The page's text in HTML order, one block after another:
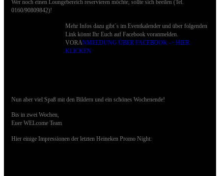
Wer noch einen Loungebereich reservieren möchte, sollte sich beeilen (Tel.
0160/90809842)!
Mehr Infos dazu gibt´s im Eventkalender und über folgenden
Link könnt Ihr Euch auf Facebook voranmelden.
VORANMELDUNG ÜBER FACEBOOK -> HIER
KLICKEN
Nun aber viel Spaß mit den Bildern und ein schönes Wochenende!
Bis in zwei Wochen,
Euer WELcome Team
Hier einige Impressionen der letzten Heineken Promo Night: